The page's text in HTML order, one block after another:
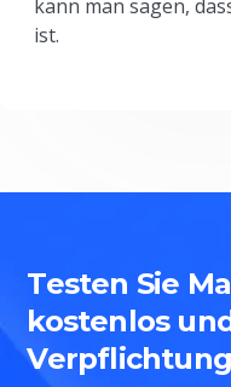
kann man sagen,
ist.
Testen Sie
kostenlos